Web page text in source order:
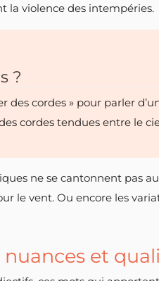
la violence des intempéries.
?
des cordes » pour parler
cordes tendues entre le
ne se cantonnent pas
le vent. Ou encore les
nuances et